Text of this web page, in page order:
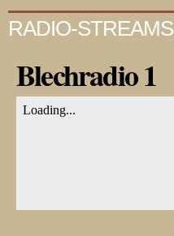
RADIO-STREAMS
Blechradio 1